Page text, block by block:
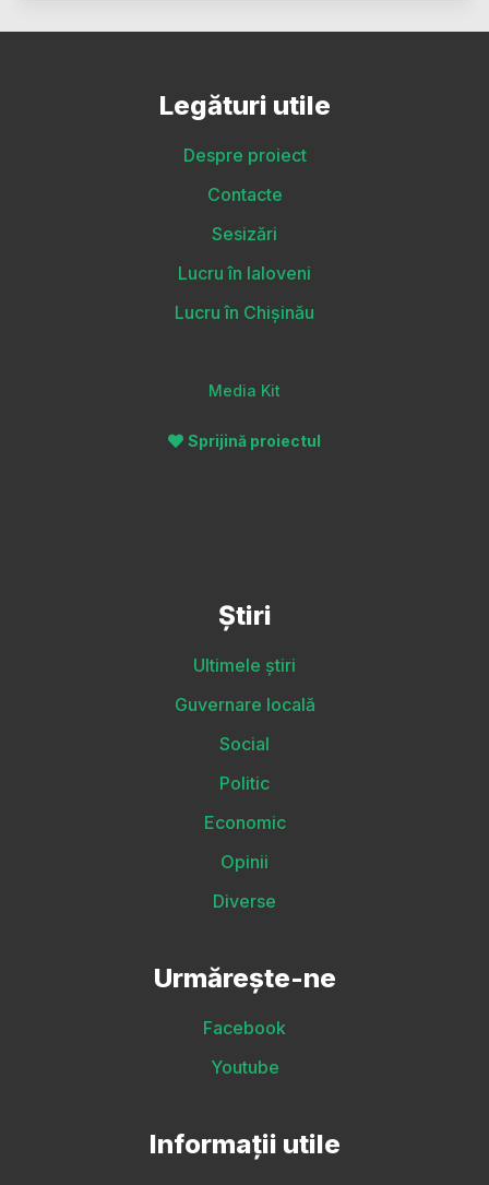
Legături utile
Despre proiect
Contacte
Sesizări
Lucru în Ialoveni
Lucru în Chișinău
Media Kit
Sprijină proiectul
Știri
Ultimele știri
Guvernare locală
Social
Politic
Economic
Opinii
Diverse
Urmărește-ne
Facebook
Youtube
Informații utile